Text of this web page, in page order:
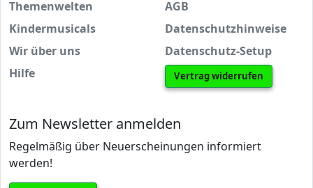
Themenwelten
Kindermusicals
Wir über uns
Hilfe
AGB
Datenschutzhinweise
Datenschutz-Setup
Vertrag widerrufen
Zum Newsletter anmelden
Regelmäßig über Neuerscheinungen informiert
werden!